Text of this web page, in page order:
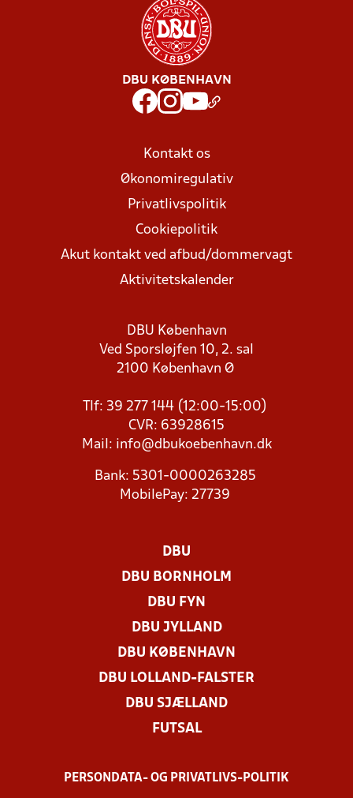
DBU KØBENHAVN
Kontakt os
Økonomiregulativ
Privatlivspolitik
Cookiepolitik
Akut kontakt ved afbud/dommervagt
Aktivitetskalender
DBU København
Ved Sporsløjfen 10, 2. sal
2100 København Ø
Tlf: 39 277 144 (12:00-15:00)
CVR: 63928615
Mail: info@dbukoebenhavn.dk
Bank: 5301-0000263285
MobilePay: 27739
DBU
DBU BORNHOLM
DBU FYN
DBU JYLLAND
DBU KØBENHAVN
DBU LOLLAND-FALSTER
DBU SJÆLLAND
FUTSAL
PERSONDATA- OG PRIVATLIVS-POLITIK